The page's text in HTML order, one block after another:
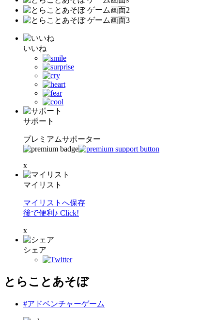
いいね
サポート
プレミアムサポーター
x
マイリスト
マイリストへ保存
後で便利♪ Click!
x
シェア
とらことあそぼ
#アドベンチャーゲーム